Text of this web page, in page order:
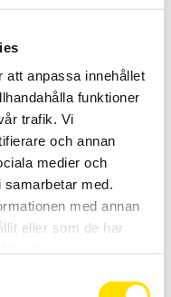
att anpassa innehållet
funktioner
trafik. Vi
och annan
medier och
med.
med annan
eller som de har
för termografi
termografering.